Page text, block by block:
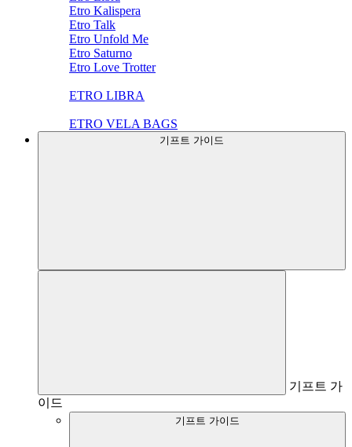
Etro Kalispera
Etro Talk
Etro Unfold Me
Etro Saturno
Etro Love Trotter
ETRO LIBRA
ETRO VELA BAGS
기프트 가이드
기프트 가
이드
기프트 가이드